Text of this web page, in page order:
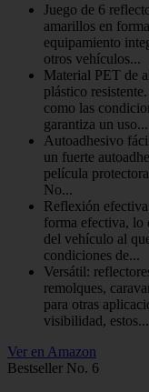
Juego de 6
amarillos en
equipamiento
otros vehículos...
Material PET de
plástico
como las
garantiza un uso...
Autoadhesivo
un fuerte
película
No...
Reflexión
forma efectiva, lo
del vehículo al
condiciones de...
Versátil:
remolques,
para otras
visibilidad, estos...
Ver en Amazon
Bestseller No. 6